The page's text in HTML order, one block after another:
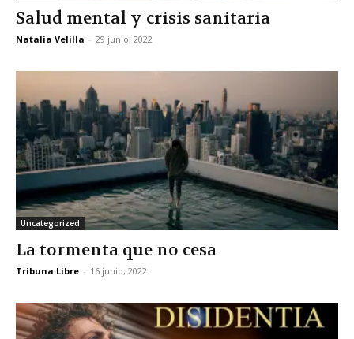
Salud mental y crisis sanitaria
Natalia Velilla - 29 junio, 2022
Uncategorized
La tormenta que no cesa
Tribuna Libre - 16 junio, 2022